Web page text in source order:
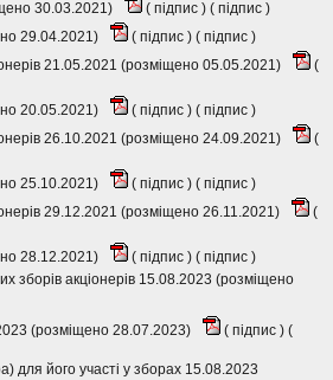
30.03.2021)
( підпис ) ( підпис )
29.04.2021)
( підпис ) ( підпис )
21.05.2021 (розміщено 05.05.2021)
(
20.05.2021)
( підпис ) ( підпис )
26.10.2021 (розміщено 24.09.2021)
(
25.10.2021)
( підпис ) ( підпис )
29.12.2021 (розміщено 26.11.2021)
(
28.12.2021)
( підпис ) ( підпис )
зборів акціонерів 15.08.2023 (розміщено
(розміщено 28.07.2023)
( підпис ) (
для його участі у зборах 15.08.2023